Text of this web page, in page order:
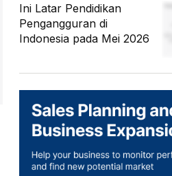
Ini Latar Pendidikan
Pengangguran di
Indonesia pada Mei 2026